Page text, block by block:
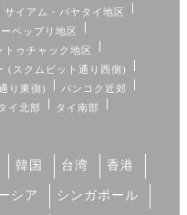
サイアム・パヤタイ地区
ペッブリ地区
トゥチャック地区
(スクムビット通り西側)
り東側)
バンコク近郊
タイ北部
タイ南部
韓国 台湾 香港
シア シンガポール